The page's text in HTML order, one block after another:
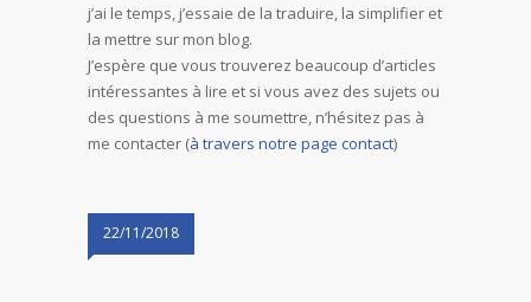
j’ai le temps, j’essaie de la traduire, la simplifier et
la mettre sur mon blog.
J’espère que vous trouverez beaucoup d’articles
intéressantes à lire et si vous avez des sujets ou
des questions à me soumettre, n’hésitez pas à
me contacter (à travers notre page contact)
22/11/2018